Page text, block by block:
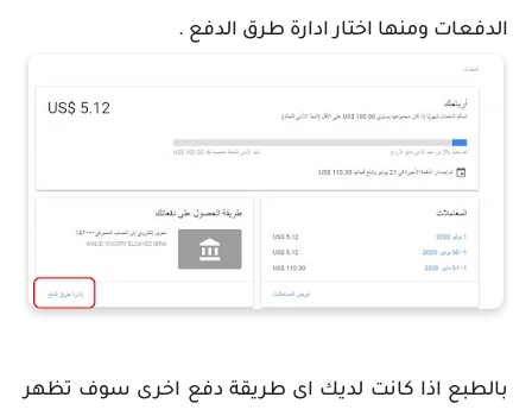
الدفعات ومنها اختار ادارة طرق الدفع .
بالطبع اذا كانت لديك اى طريقة دفع اخرى سوف تظهر